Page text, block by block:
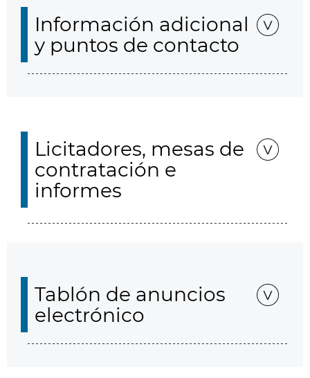
Información adicional
y puntos de contacto
Licitadores, mesas de
contratación e
informes
Tablón de anuncios
electrónico